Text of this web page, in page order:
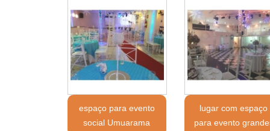
espaço para evento
social Umuarama
lugar com espaço
para evento